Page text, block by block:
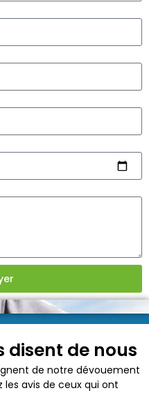
disent de nous
de notre dévouement
les avis de ceux qui ont